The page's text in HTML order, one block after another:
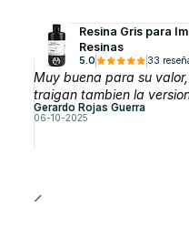
Resina Gris para
Resinas
5.0 33
Muy buena para su
traigan tambien la
Gerardo Rojas Guerra
06-10-2025